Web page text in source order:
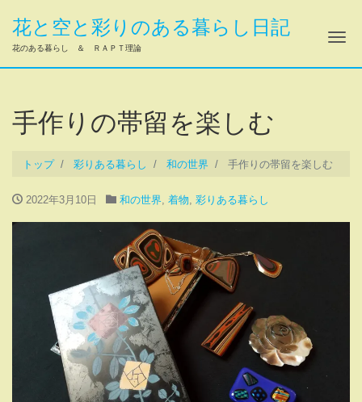
花と空と彩りのある暮らし日記
花のある暮らし ＆ ＲＡＰＴ理論 ナ
手作りの帯留を楽しむ
トップ 彩りある暮らし 和の世界 手作りの帯留を楽しむ
2022年3月10日 和の世界, 着物, 彩りある暮らし